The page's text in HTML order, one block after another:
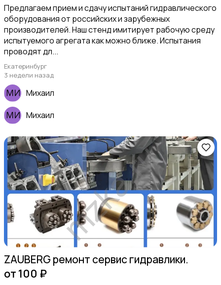
Уход за животными
Другое5
Услуги швеи
Вывоз мусора и вторсырья
Предлагаем прием и сдачу испытаний гидравлического
оборудования от российских и зарубежных
производителей. Наш стенд имитирует рабочую среду
испытуемого агрегата как можно ближе. Испытания
проводят дл...
Екатеринбург
3 недели назад
Михаил
Михаил
ZAUBERG ремонт сервис гидравлики.
от 100 ₽